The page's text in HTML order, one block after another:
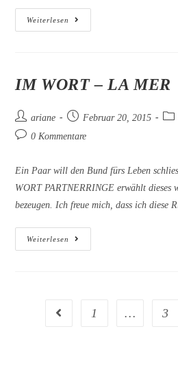
Weiterlesen
WALZER
SCHWALBEN
IM WORT – LA MER
Beitrags-
Autor:
ariane
BeitragFebruar 20, 2015
Beitrags-
0 Kommentare
Ein Paar will den Bund fürs Leben
WORT PARTNERRINGE erwählt dieses
bezeugen. Ich freue mich, dass ich diese
Weiterlesen
IM
WORT
Gehe zur vorherigen Seite
1 … 3